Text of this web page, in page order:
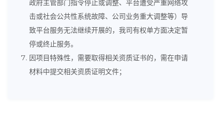
政府主管部门指令停止或调整、平台遭受严重网络攻
击或社会公共性系统故障、公司业务重大调整等）导
致平台服务无法继续开展的，我司有权单方面决定暂
停或终止服务。
因项目特殊性，需要取得相关资质证书的，需在申请
材料中提交相关资质证明文件；